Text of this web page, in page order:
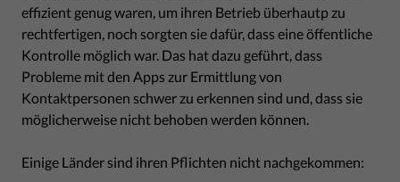
effizient genug waren, um ihren Betrieb überhautp zu
rechtfertigen, noch sorgten sie dafür, dass eine öffentliche
Kontrolle möglich war. Das hat dazu geführt, dass
Probleme mit den Apps zur Ermittlung von
Kontaktpersonen schwer zu erkennen sind und, dass sie
möglicherweise nicht behoben werden können.
Einige Länder sind ihren Pflichten nicht nachgekommen: